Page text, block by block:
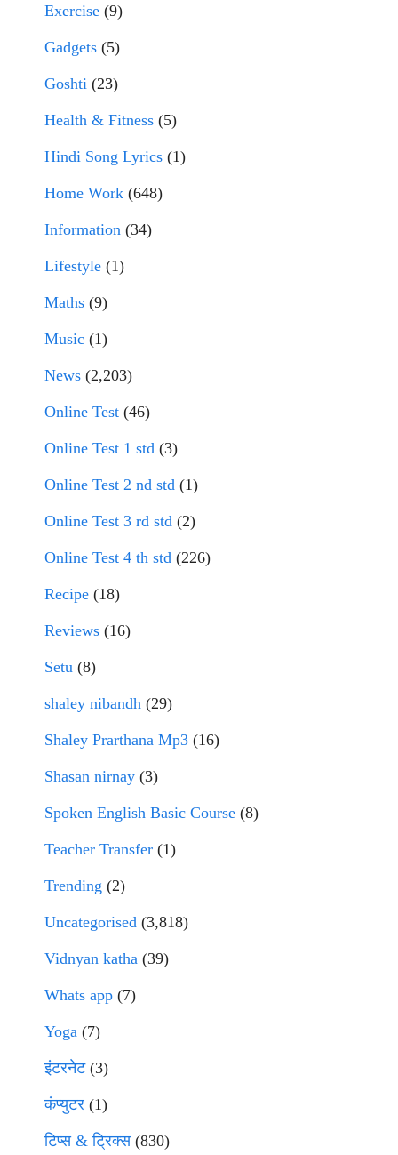
Exercise (9)
Gadgets (5)
Goshti (23)
Health & Fitness (5)
Hindi Song Lyrics (1)
Home Work (648)
Information (34)
Lifestyle (1)
Maths (9)
Music (1)
News (2,203)
Online Test (46)
Online Test 1 std (3)
Online Test 2 nd std (1)
Online Test 3 rd std (2)
Online Test 4 th std (226)
Recipe (18)
Reviews (16)
Setu (8)
shaley nibandh (29)
Shaley Prarthana Mp3 (16)
Shasan nirnay (3)
Spoken English Basic Course (8)
Teacher Transfer (1)
Trending (2)
Uncategorised (3,818)
Vidnyan katha (39)
Whats app (7)
Yoga (7)
इंटरनेट(3)
कंप्युटर (1)
टिप्स & ट्रिक्स(830)